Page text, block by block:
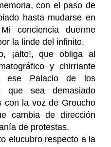
con el paso de
hasta mudarse en
conciencia duerme
la linde del infinito.
¡alto!, que obliga al
y chirriante
ese Palacio de los
que sea demasiado
con la voz de Groucho
cambia de dirección
de protestas.
elucubro respecto a la